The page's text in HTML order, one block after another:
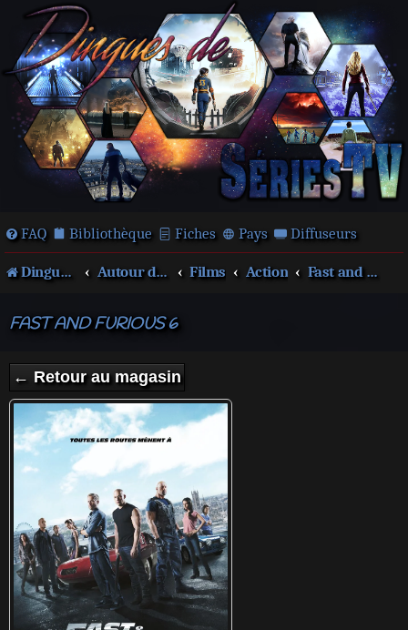
FAQ Bibliothèque Fiches Pays Diffuseurs
Dingues de séries télé ! Autour des films et séries Films Action Fast and Furious
FAST AND FURIOUS 6
← Retour au magasin